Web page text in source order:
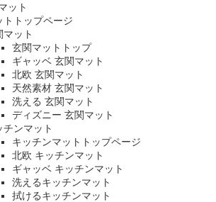
ット
トトップページ
マット
玄関マットトップ
ギャッベ 玄関マット
北欧 玄関マット
天然素材 玄関マット
洗える 玄関マット
ディズニー 玄関マット
チンマット
キッチンマットトップページ
北欧 キッチンマット
ギャッベ キッチンマット
洗えるキッチンマット
拭けるキッチンマット